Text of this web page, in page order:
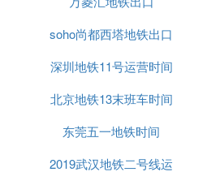
黎明广场06:00-22:00
2、沈阳地铁2号线北延线
首末班车时间：00：00-00：00
首末班车时间：
三台子06:00-22:00
soho尚都西塔地铁出口
深圳地铁11号运营时间
表
北京地铁13末班车时间
2015
东莞五一地铁时间
2019武汉地铁二号线运